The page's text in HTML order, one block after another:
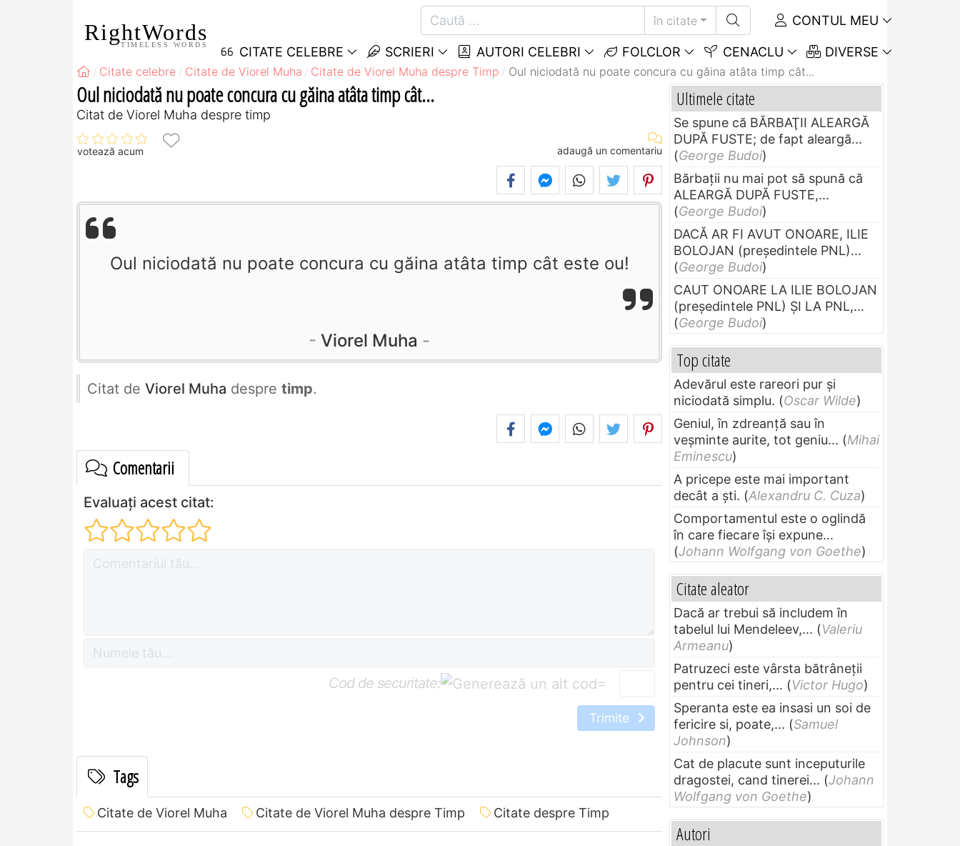
RightWords
TIMELESS WORDS
în citate CONTUL MEU
CITATE CELEBRE SCRIERI AUTORI CELEBRI FOLCLOR CENACLU DIVERSE
Citate celebre Citate de Viorel Muha Citate de Viorel Muha despre Timp Oul niciodată nu poate concura cu găina atâta timp cât...
Oul niciodată nu poate concura cu găina atâta timp cât...
Citat de Viorel Muha despre timp
votează acum adaugă un comentariu
Oul niciodată nu poate concura cu găina atâta timp cât este ou!
Viorel Muha
Citat de Viorel Muha despre timp.
Comentarii
Evaluați acest citat:
Cod de securitate: =
Trimite
Tags
Citate de Viorel Muha Citate de Viorel Muha despre Timp Citate despre Timp
Ultimele citate
Se spune că BĂRBAŢII ALEARGĂ
DUPĂ FUSTE; de fapt aleargă...
(George Budoi)
Bărbaţii nu mai pot să spună că
ALEARGĂ DUPĂ FUSTE,...
(George Budoi)
DACĂ AR FI AVUT ONOARE, ILIE
BOLOJAN (preşedintele PNL)...
(George Budoi)
CAUT ONOARE LA ILIE BOLOJAN
(preşedintele PNL) ŞI LA PNL,...
(George Budoi)
Top citate
Adevărul este rareori pur și
niciodată simplu. (Oscar Wilde)
Geniul, în zdreanţă sau în
veşminte aurite, tot geniu... (Mihai
Eminescu)
A pricepe este mai important
decât a ști. (Alexandru C. Cuza)
Comportamentul este o oglindă
în care fiecare își expune...
(Johann Wolfgang von Goethe)
Citate aleator
Dacă ar trebui să includem în
tabelul lui Mendeleev,... (Valeriu
Armeanu)
Patruzeci este vârsta bătrâneții
pentru cei tineri,... (Victor Hugo)
Speranta este ea insasi un soi de
fericire si, poate,... (Samuel
Johnson)
Cat de placute sunt inceputurile
dragostei, cand tinerei... (Johann
Wolfgang von Goethe)
Autori